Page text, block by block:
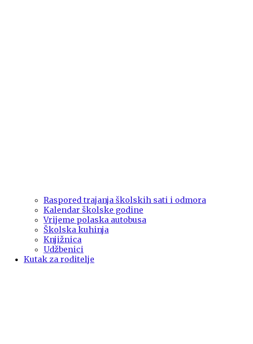
Raspored trajanja školskih sati i odmora
Kalendar školske godine
Vrijeme polaska autobusa
Školska kuhinja
Knjižnica
Udžbenici
Kutak za roditelje